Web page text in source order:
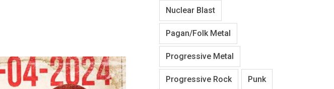
Nuclear Blast
Pagan/Folk Metal
Progressive Metal
Progressive Rock Punk